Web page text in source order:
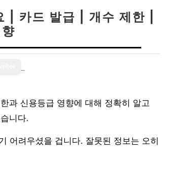
| 카드 발급 | 개수 제한 |
과 신용등급 영향에 대해 정확히 알고
니다.
어려우셨을 겁니다. 잘못된 정보는 오히